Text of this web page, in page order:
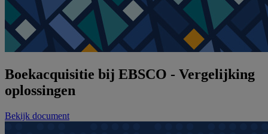
Boekacquisitie bij EBSCO - Vergelijking
oplossingen
Bekijk document